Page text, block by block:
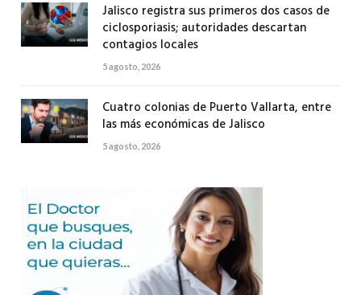
Jalisco registra sus primeros dos casos de
ciclosporiasis; autoridades descartan
contagios locales
5 agosto, 2026
Cuatro colonias de Puerto Vallarta, entre
las más económicas de Jalisco
5 agosto, 2026